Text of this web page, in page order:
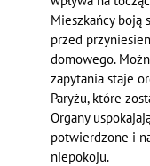
Mieszkańcy boją
przed
domowego.
zapytania staje
Paryżu, które
Organy
potwierdzone i
niepokoju.